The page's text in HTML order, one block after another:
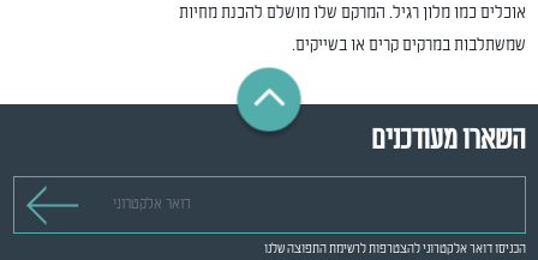
אוכלים כמו מלון רגיל. המרקם שלו מושלם להכנת מחיות
שמשתלבות במרקים קרים או בשייקים.
השארו מעודכנים
הכניסו דואר אלקטרוני להצטרפות לרשימת התפוצה שלנו